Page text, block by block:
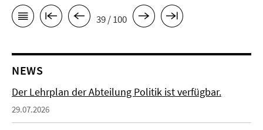
39 / 100
NEWS
Der Lehrplan der Abteilung Politik ist verfügbar.
29.07.2026